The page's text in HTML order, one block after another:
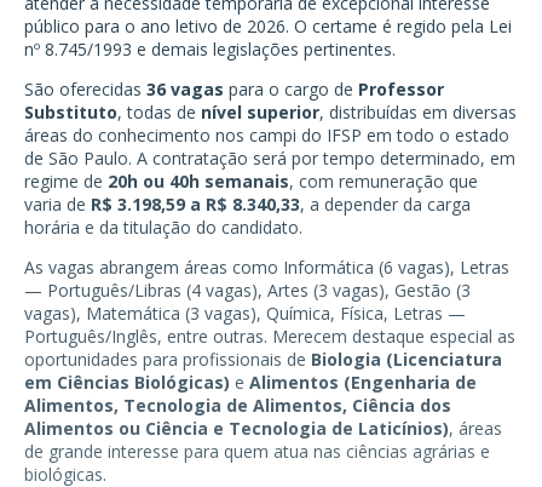
público para o ano letivo de 2026. O certame é regido pela Lei
nº 8.745/1993 e demais legislações pertinentes.
São oferecidas 36 vagas para o cargo de Professor
Substituto, todas de nível superior, distribuídas em diversas
áreas do conhecimento nos campi do IFSP em todo o estado
de São Paulo. A contratação será por tempo determinado, em
regime de 20h ou 40h semanais, com remuneração que
varia de R$ 3.198,59 a R$ 8.340,33, a depender da carga
horária e da titulação do candidato.
As vagas abrangem áreas como Informática (6 vagas), Letras
— Português/Libras (4 vagas), Artes (3 vagas), Gestão (3
vagas), Matemática (3 vagas), Química, Física, Letras —
Português/Inglês, entre outras. Merecem destaque especial as
oportunidades para profissionais de Biologia (Licenciatura
em Ciências Biológicas) e Alimentos (Engenharia de
Alimentos, Tecnologia de Alimentos, Ciência dos
Alimentos ou Ciência e Tecnologia de Laticínios), áreas
de grande interesse para quem atua nas ciências agrárias e
biológicas.